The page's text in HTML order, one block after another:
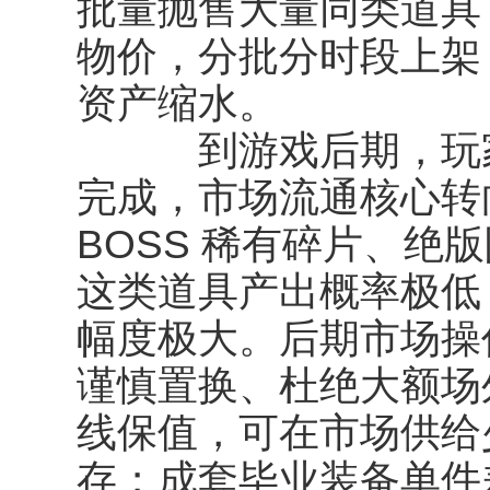
物价，分批分时段上
资产缩水。
到游戏后期，玩家
完成，市场流通核心
BOSS 稀有碎片、绝
这类道具产出概率极
幅度极大。后期市场
谨慎置换、杜绝大额
线保值，可在市场供
存；成套毕业装备单